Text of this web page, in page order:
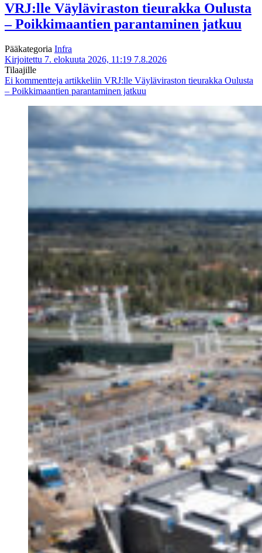
VRJ:lle Väyläviraston tieurakka Oulusta
– Poikkimaantien parantaminen jatkuu
Pääkategoria Infra
Kirjoitettu 7. elokuuta 2026, 11:19 7.8.2026
Tilaajille
Ei kommentteja artikkeliin VRJ:lle Väyläviraston tieurakka Oulusta
– Poikkimaantien parantaminen jatkuu